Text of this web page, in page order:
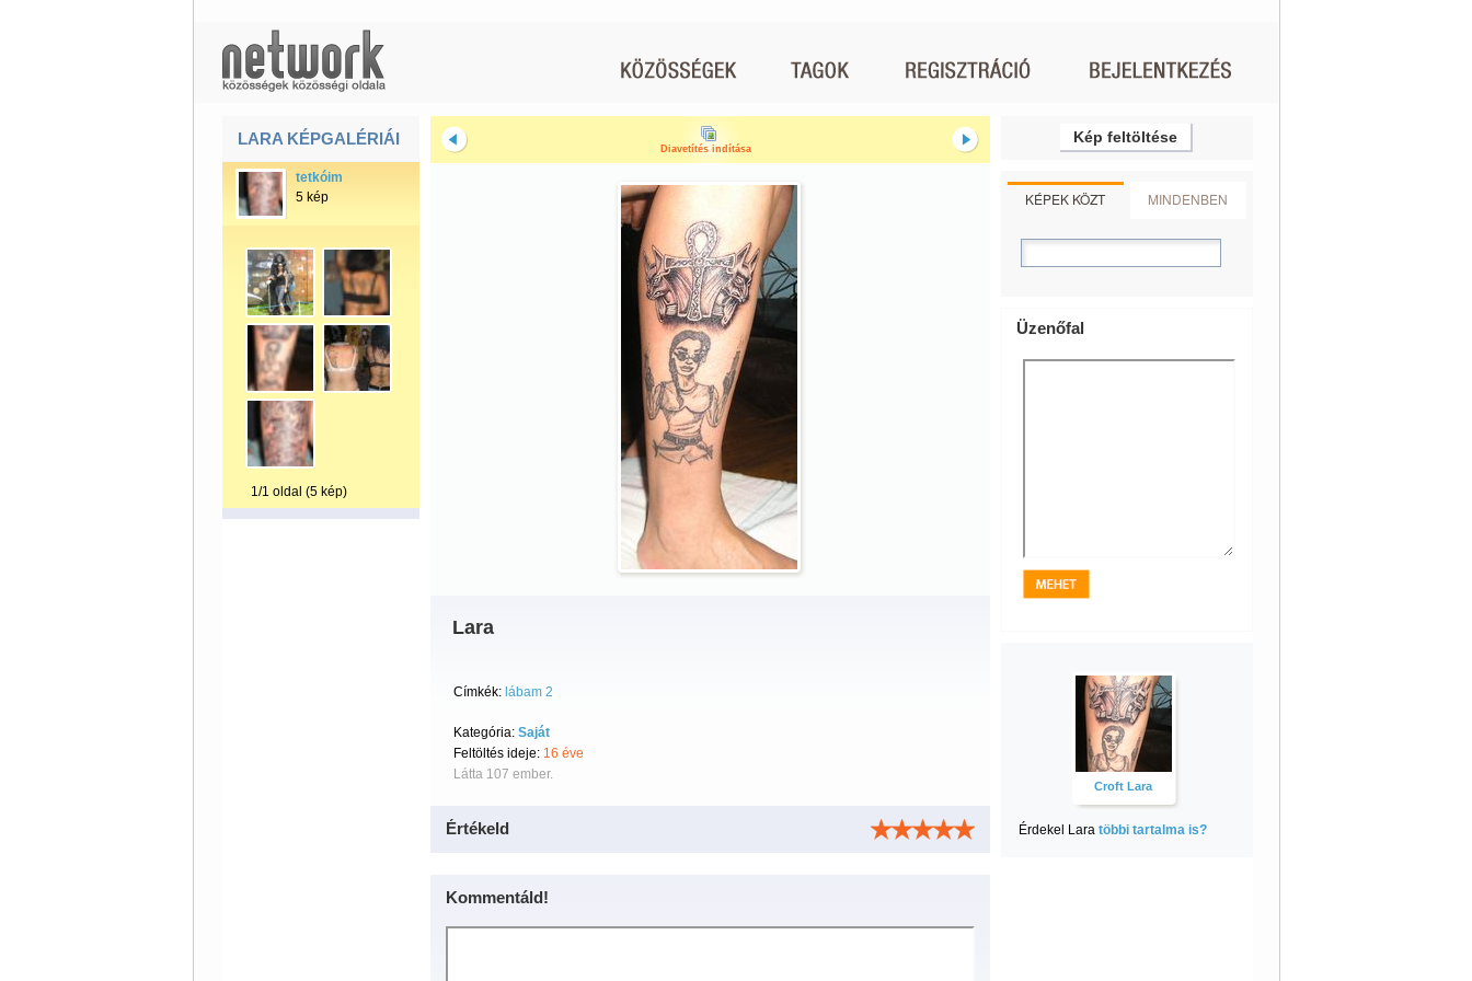
LARA KÉPGALÉRIÁI
tetkóim
5 kép
1/1 oldal (5 kép)
Diavetítés indítása
Lara
Címkék: lábam 2
Kategória: Saját
Feltöltés ideje: 16 éve
Látta 107 ember.
Értékeld
Kommentáld!
Kép feltöltése
KÉPEK KÖZT MINDENBEN
Üzenőfal
Croft Lara
Érdekel Lara többi tartalma is?